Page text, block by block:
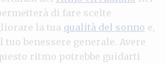
di fare scelte
la tua qualità del sonno e,
benessere generale. Avere
ritmo potrebbe guidarti